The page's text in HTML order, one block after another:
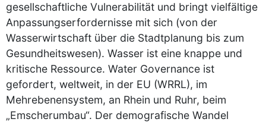
gesellschaftliche Vulnerabilität und bringt vielfältige
Anpassungserfordernisse mit sich (von der
Wasserwirtschaft über die Stadtplanung bis zum
Gesundheitswesen). Wasser ist eine knappe und
kritische Ressource. Water Governance ist
gefordert, weltweit, in der EU (WRRL), im
Mehrebenensystem, an Rhein und Ruhr, beim
„Emscherumbau“. Der demografische Wandel